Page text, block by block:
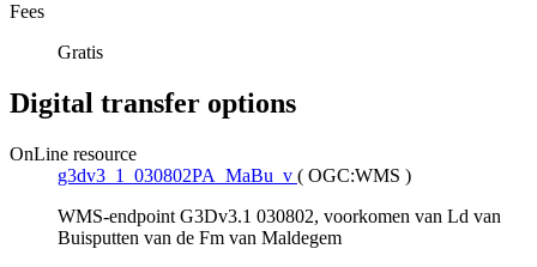
Fees
Gratis
Digital transfer options
OnLine resource
g3dv3_1_030802PA_MaBu_v ( OGC:WMS )
WMS-endpoint G3Dv3.1 030802, voorkomen van Ld van
Buisputten van de Fm van Maldegem